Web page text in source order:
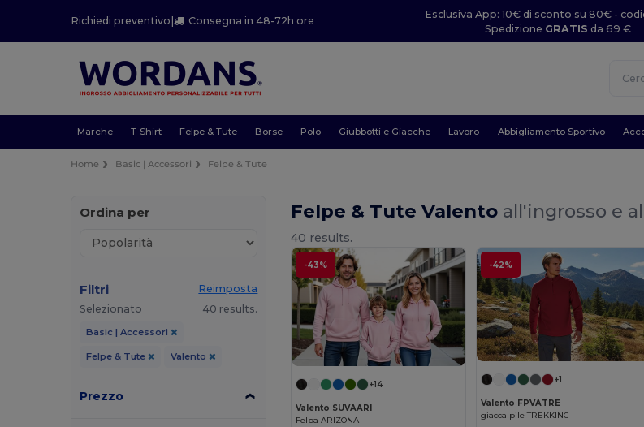
Richiedi preventivo | Consegna in 48-72h ore
Esclusiva App: 10€ di sconto su 80€ -
Spedizione GRATIS da 69 €
Marche T-Shirt Felpe & Tute Borse Polo Giubbotti e Giacche Lavoro Abbigliamento Sportivo
Home Basic | Accessori Felpe & Tute
Ordina per
Filtri
Reimposta
Selezionato
40 results.
Basic | Accessori
Felpe & Tute Valento
Prezzo
Felpe & Tute Valento all'ingrosso e
40 results.
-43%
+14
Valento SUVAARI
Felpa ARIZONA
-42%
+1
Valento FPVATRE
giacca pile TREKKING